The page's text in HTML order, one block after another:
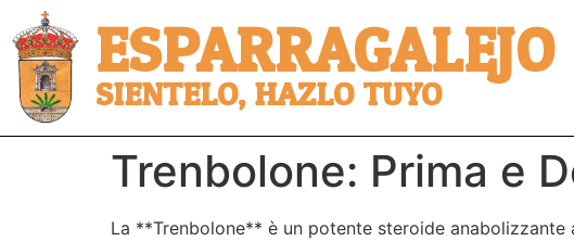
ESPARRAGALEJO
SIENTELO, HAZLO TUYO
Trenbolone: Prima e
La **Trenbolone** è un potente steroide